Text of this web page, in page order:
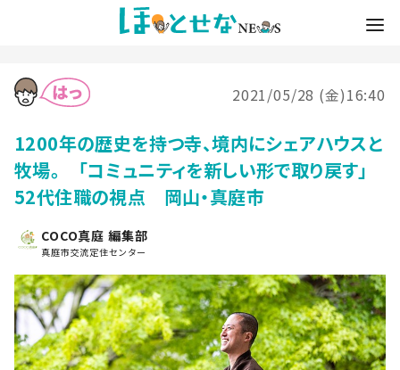
2021/05/28 (金)16:40
1200年の歴史を持つ寺、境内にシェアハウスと
牧場。 「コミュニティを新しい形で取り戻す」
52代住職の視点 岡山・真庭市
COCO真庭 編集部
真庭市交流定住センター